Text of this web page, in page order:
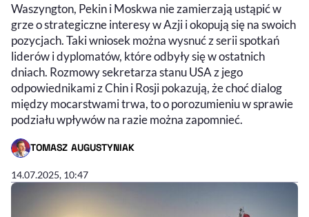
Waszyngton, Pekin i Moskwa nie zamierzają ustąpić w
grze o strategiczne interesy w Azji i okopują się na swoich
pozycjach. Taki wniosek można wysnuć z serii spotkań
liderów i dyplomatów, które odbyły się w ostatnich
dniach. Rozmowy sekretarza stanu USA z jego
odpowiednikami z Chin i Rosji pokazują, że choć dialog
między mocarstwami trwa, to o porozumieniu w sprawie
podziału wpływów na razie można zapomnieć.
TOMASZ AUGUSTYNIAK
- AUTOR ARTYKUŁU - PROFIL
14.07.2025, 10:47